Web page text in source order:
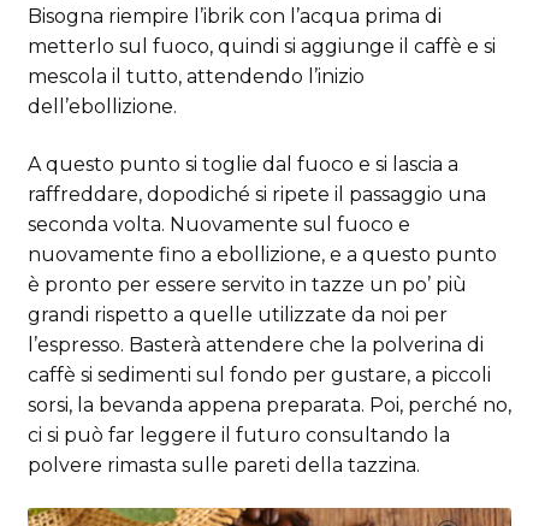
Bisogna riempire l’ibrik con l’acqua prima di
metterlo sul fuoco, quindi si aggiunge il caffè e si
mescola il tutto, attendendo l’inizio
dell’ebollizione.
A questo punto si toglie dal fuoco e si lascia a
raffreddare, dopodiché si ripete il passaggio una
seconda volta. Nuovamente sul fuoco e
nuovamente fino a ebollizione, e a questo punto
è pronto per essere servito in tazze un po’ più
grandi rispetto a quelle utilizzate da noi per
l’espresso. Basterà attendere che la polverina di
caffè si sedimenti sul fondo per gustare, a piccoli
sorsi, la bevanda appena preparata. Poi, perché no,
ci si può far leggere il futuro consultando la
polvere rimasta sulle pareti della tazzina.